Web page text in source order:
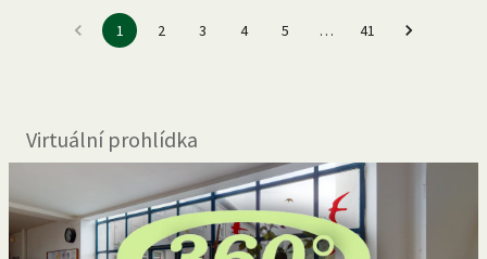
1 2 3 4 5 … 41
Virtuální prohlídka